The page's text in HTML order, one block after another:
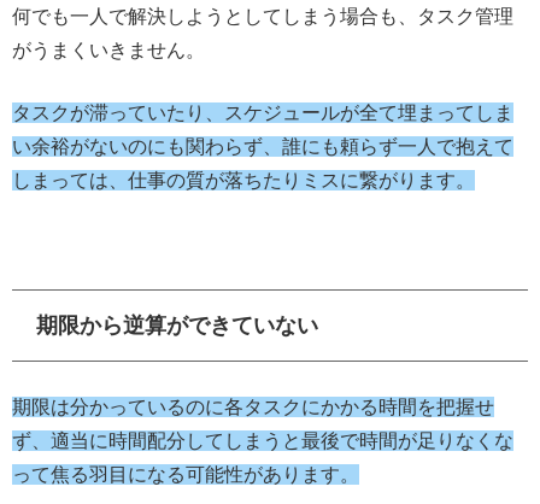
何でも一人で解決しようとしてしまう場合も、タスク管理
がうまくいきません。
タスクが滞っていたり、スケジュールが全て埋まってしま
い余裕がないのにも関わらず、誰にも頼らず一人で抱えて
しまっては、仕事の質が落ちたりミスに繋がります。
期限から逆算ができていない
期限は分かっているのに各タスクにかかる時間を把握せ
ず、適当に時間配分してしまうと最後で時間が足りなくな
って焦る羽目になる可能性があります。